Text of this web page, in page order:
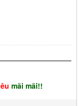
mãi mãi!!